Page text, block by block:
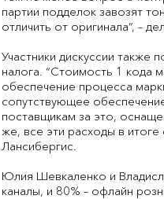
партии подделок завозят
отличить от оригинала”, –
Участники дискуссии также
налога. “Стоимость 1 кода
обеспечение процесса
сопутствующее
поставщикам за это,
же, все эти расходы в итоге
Лансибергис.
Юлия Шевкаленко и
каналы, и 80% – офлайн